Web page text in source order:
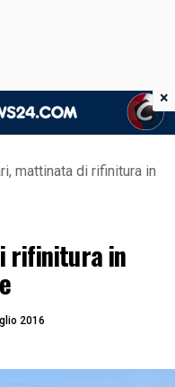
mattinata di rifinitura in
rifinitura in
2016
×